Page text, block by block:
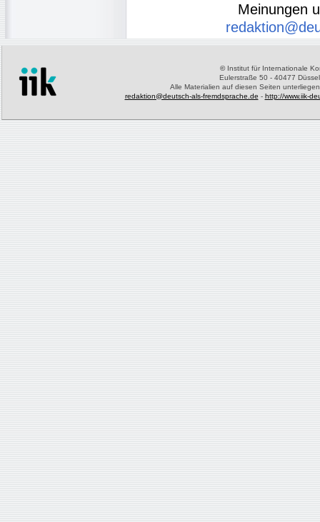
Meinungen
©Institut für Internationale
Eulerstraße 50 - 40477
Alle Materialien auf diesen Seiten
redaktion@deutsch-als-fremdsprache.de - http://www.iik-